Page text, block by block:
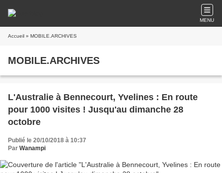
MENU
Accueil » MOBILE.ARCHIVES
MOBILE.ARCHIVES
L'Australie à Bennecourt, Yvelines : En route
pour 1000 visites ! Jusqu'au dimanche 28
octobre
Publié le 20/10/2018 à 10:37
Par Wanampi